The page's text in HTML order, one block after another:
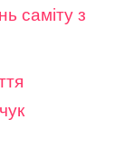
саміту з